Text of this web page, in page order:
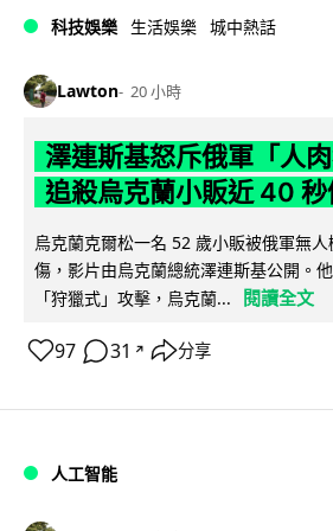
科技娛樂 生活娛樂 城中熱話
Lawton 20 小時
澤連斯基怒斥俄軍「人
追殺烏克蘭小販近 40
烏克蘭克爾松一名 52 歲小販被俄軍無
傷，影片由烏克蘭總統澤連斯基公開。
「狩獵式」攻擊，烏克蘭...
閱讀全文
97 31 ↗ 分享
人工智能